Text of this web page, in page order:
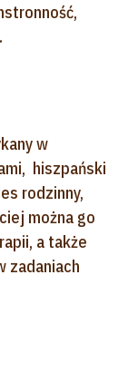
w
hiszpański
rodzinny,
można go
a także
zadaniach